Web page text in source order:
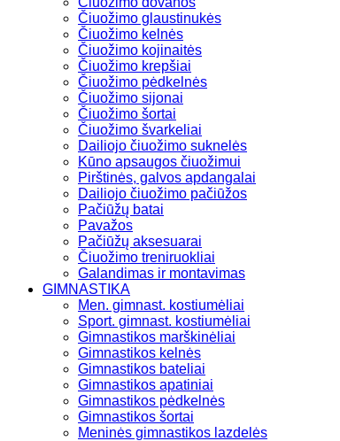
Čiuožimo glaustinukės
Čiuožimo kelnės
Čiuožimo kojinaitės
Čiuožimo krepšiai
Čiuožimo pėdkelnės
Čiuožimo sijonai
Čiuožimo šortai
Čiuožimo švarkeliai
Dailiojo čiuožimo suknelės
Kūno apsaugos čiuožimui
Pirštinės, galvos apdangalai
Dailiojo čiuožimo pačiūžos
Pačiūžų batai
Pavažos
Pačiūžų aksesuarai
Čiuožimo treniruokliai
Galandimas ir montavimas
GIMNASTIKA
Men. gimnast. kostiumėliai
Sport. gimnast. kostiumėliai
Gimnastikos marškinėliai
Gimnastikos kelnės
Gimnastikos bateliai
Gimnastikos apatiniai
Gimnastikos pėdkelnės
Gimnastikos šortai
Meninės gimnastikos lazdelės